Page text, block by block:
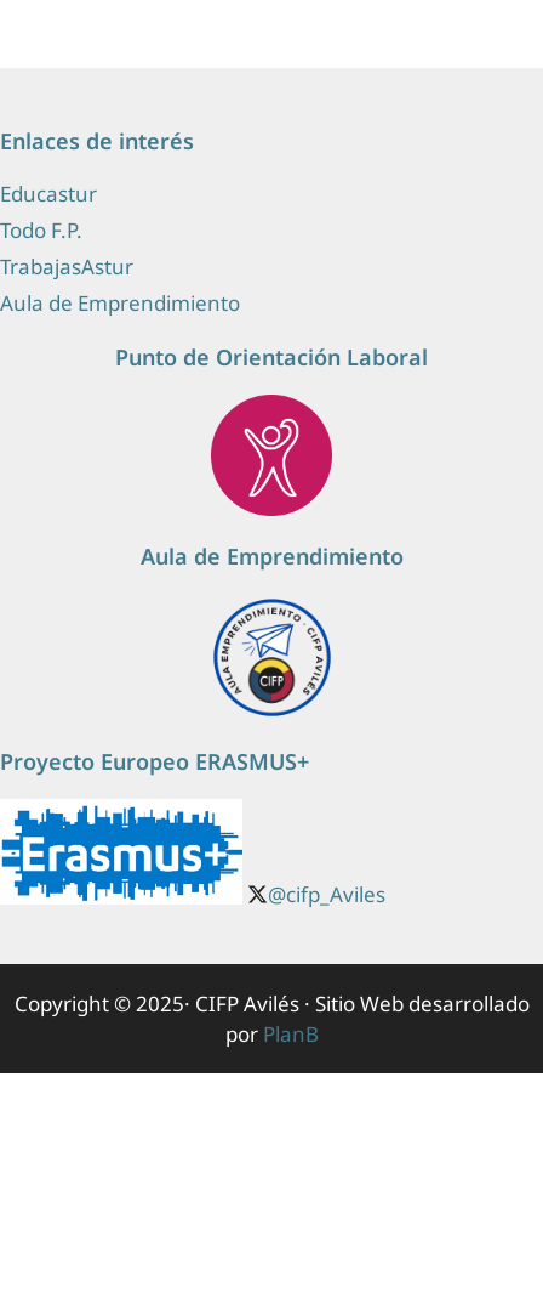
l
E
v
e
n
Enlaces de interés
Educastur
Todo F.P.
TrabajasAstur
Aula de Emprendimiento
Punto de Orientación Laboral
Aula de Emprendimiento
Proyecto Europeo ERASMUS+
@cifp_Aviles
Copyright © 2025· CIFP Avilés · Sitio Web desarrollado
por PlanB